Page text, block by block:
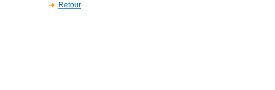
Retour